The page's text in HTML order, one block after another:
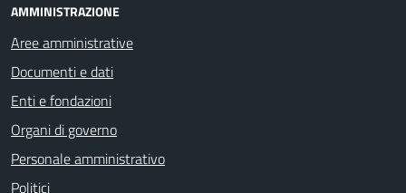
AMMINISTRAZIONE
Aree amministrative
Documenti e dati
Enti e fondazioni
Organi di governo
Personale amministrativo
Politici